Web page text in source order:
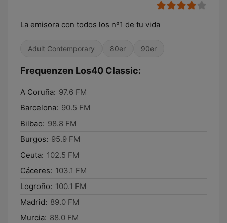
La emisora con todos los nº1 de tu vida
Adult Contemporary 80er 90er
Frequenzen Los40 Classic:
A Coruña: 97.6 FM
Barcelona: 90.5 FM
Bilbao: 98.8 FM
Burgos: 95.9 FM
Ceuta: 102.5 FM
Cáceres: 103.1 FM
Logroño: 100.1 FM
Madrid: 89.0 FM
Murcia: 88.0 FM